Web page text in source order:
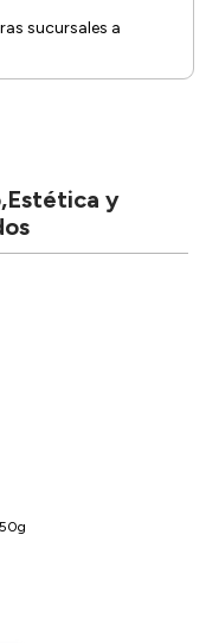
sucursales a
y